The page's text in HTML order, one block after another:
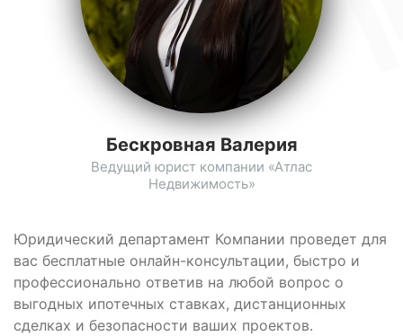
Юридический департамент Компании проведет для
вас бесплатные онлайн-консультации, быстро и
профессионально ответив на любой вопрос о
выгодных ипотечных ставках, дистанционных
сделках и безопасности ваших проектов.
Бескровная Валерия
Ведущий юрист компании «Атлас
Недвижимость»